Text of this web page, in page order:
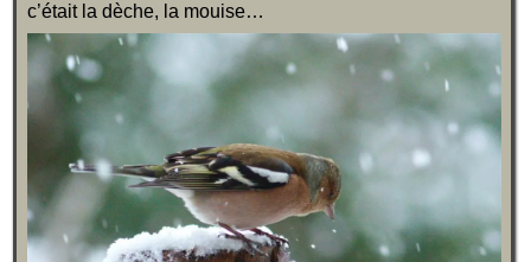
c’était la dèche, la mouise…